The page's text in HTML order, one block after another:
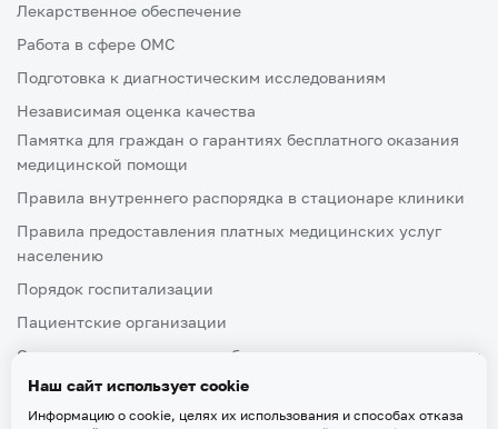
Лекарственное обеспечение
Работа в сфере ОМС
Подготовка к диагностическим исследованиям
Независимая оценка качества
Памятка для граждан о гарантиях бесплатного оказания
медицинской помощи
Правила внутреннего распорядка в стационаре клиники
Правила предоставления платных медицинских услуг
населению
Порядок госпитализации
Пациентские организации
Ознакомление пациента либо его законного представителя
с медицинской документацией, отражающей состояние
Наш сайт использует cookie
Информацию о cookie, целях их использования и способах отказа